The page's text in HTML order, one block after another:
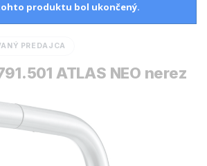
produktu bol ukončený.
PREDAJCA
ATLAS NEO nerez